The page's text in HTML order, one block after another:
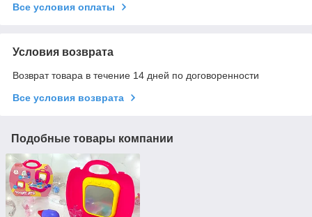
Все условия оплаты
Условия возврата
Возврат товара в течение 14 дней по договоренности
Все условия возврата
Подобные товары компании